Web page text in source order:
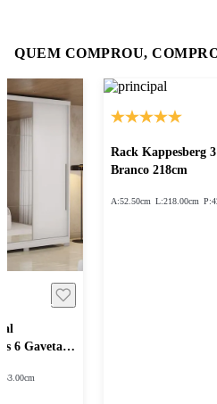
QUEM COMPROU,
Rack Kappesberg
Branco 218cm
A:52.50cm L:218.00cm P:
6 Gavetas
53.00cm